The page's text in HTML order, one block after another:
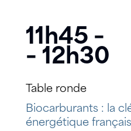
11h45 –
– 12h30
Table ronde
Biocarburants : la
énergétique